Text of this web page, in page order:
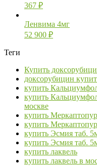
367 ₽
Ленвима 4мг
52 900 ₽
Теги
Купить
доксорубицин
купить
купить
москве
купить
купить
купить Эсмия таб.
купить Эсмия таб.
купить лаквель
купить лаквель в